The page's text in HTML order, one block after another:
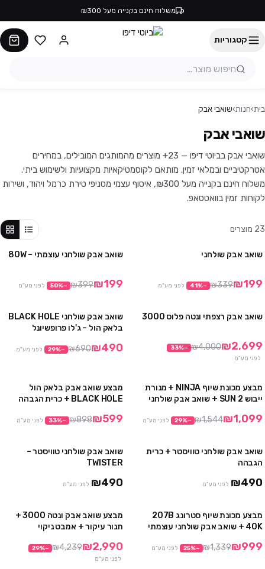
משלוח חינם בקנייה מעל ₪300
קטגוריות
בית›חנות›שואבי אבק
שואבי אבק
שואבי אבק בביוטי דיפו — 23+ מוצרים מהמותגים המובילים, במחירים
אטרקטיביים ובמלאי זמין. מותאם לקוסמטיקאיות מקצועיות ולשימוש ביתי.
משלוח חינם בקנייה מעל ₪300, איסוף עצמי מסניפי טירת כרמל ויהוד, ושירות
לקוחות זמין בוואטסאפ.
23 מוצרים
שואב אבק שולחני
₪199
₪339
−
41% לפני מע"מ
שואב אבק שולחני עוצמתי – 80W
₪199
₪399
−
50% לפני מע"מ
שואב אבק רצפתי ונטה פלוס 3000
₪2,699
₪4,000
−
33%
לפני מע"מ
שואב אבק שולחני BLACK HOLE
בלאק הול – ג'לו פרופשיונל
₪490
₪690
−
29% לפני מע"מ
מבצע
מבצע מכונת שיוף NINJA + מנורת
ייבוש SUN 2 + שואב אבק שולחני
₪1,099
₪1,544
−
29% לפני מע"מ
מבצע
מבצע שואב אבק בלאק הול
BLACK HOLE + כרית הגבהה
₪599
₪898
−
33% לפני מע"מ
שואב אבק שולחני טוויסטר + כרית
הגבהה
₪490 לפני מע"מ
שואב אבק שולחני טוויסטר –
TWISTER
₪490 לפני מע"מ
מבצע
מבצע מכונת שיוף סטרונג 207B
40K + שואב אבק שולחני עוצמתי
₪999
₪1,339
−
25% לפני מע"מ
מבצע שואב אבק ונטה 3000 +
תנור עיקור + אמבט ניקוי
₪2,990
₪4,239
−
29%
לפני מע"מ